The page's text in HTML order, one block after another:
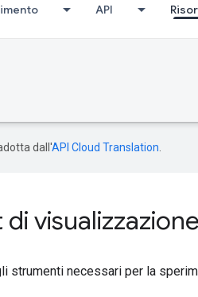
API
dall'API Cloud Translation
strumenti necessari per la